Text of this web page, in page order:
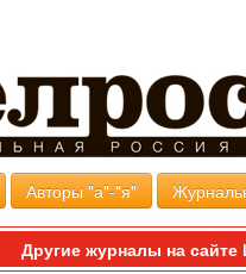
Авторы "а"-"я"
Другие журналы на